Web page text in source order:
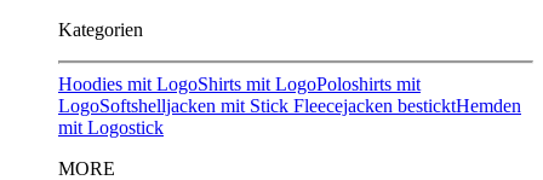
Kategorien
Hoodies mit LogoShirts mit LogoPoloshirts mit
LogoSoftshelljacken mit Stick Fleecejacken besticktHemden
mit Logostick
MORE